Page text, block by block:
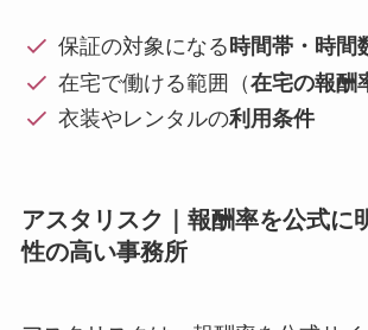
保証の対象になる時間帯・時間
在宅で働ける範囲（在宅の報酬
衣装やレンタルの利用条件
アスタリスク｜報酬率を公式に
性の高い事務所